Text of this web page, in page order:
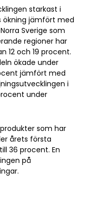
starkast i
ökning jämfört med
Sverige som
regioner har
12 och 19 procent.
ökade under
jämfört med
i
under
som har
årets första
36 procent. En
på